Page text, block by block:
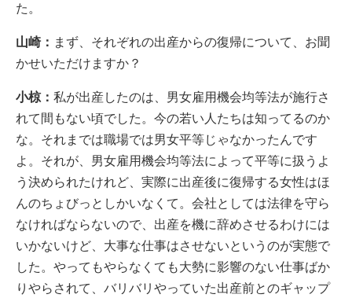
た。
山崎： まず、それぞれの出産からの復帰について、お聞
かせいただけますか？
小椋： 私が出産したのは、男女雇用機会均等法が施行さ
れて間もない頃でした。今の若い人たちは知ってるのか
な。それまでは職場では男女平等じゃなかったんです
よ。それが、男女雇用機会均等法によって平等に扱うよ
う決められたけれど、実際に出産後に復帰する女性はほ
んのちょびっとしかいなくて。会社としては法律を守ら
なければならないので、出産を機に辞めさせるわけには
いかないけど、大事な仕事はさせないというのが実態で
した。やってもやらなくても大勢に影響のない仕事ばか
りやらされて、バリバリやっていた出産前とのギャップ